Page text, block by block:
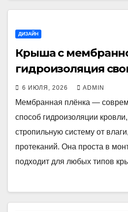
ДИЗАЙН
Крыша с
гидроизоляция
6 ИЮЛЯ, 2026 ADMIN
Мембранная плёнка —
способ гидроизоляции
стропильную систему от
протеканий. Она проста в
подходит для любых типов